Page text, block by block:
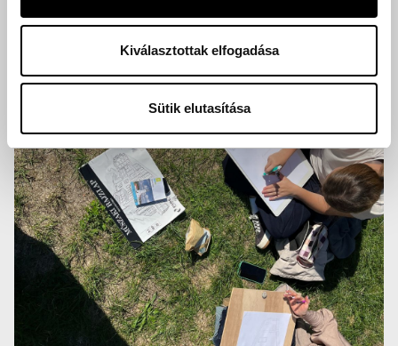
Kiválasztottak elfogadása
Sütik elutasítása